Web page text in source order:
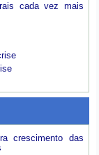
cada vez mais
crescimento das